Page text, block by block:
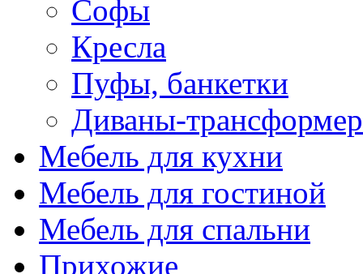
Софы
Кресла
Пуфы, банкетки
Диваны-
Мебель для кухни
Мебель для гостиной
Мебель для спальни
Прихожие